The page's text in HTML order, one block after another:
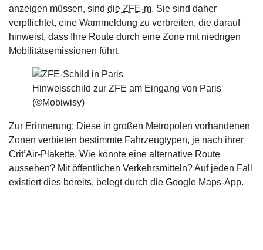
anzeigen müssen, sind die ZFE-m. Sie sind daher
verpflichtet, eine Warnmeldung zu verbreiten, die darauf
hinweist, dass Ihre Route durch eine Zone mit niedrigen
Mobilitätsemissionen führt.
Hinweisschild zur ZFE am Eingang von Paris
(©Mobiwisy)
Zur Erinnerung: Diese in großen Metropolen vorhandenen
Zonen verbieten bestimmte Fahrzeugtypen, je nach ihrer
Crit’Air-Plakette. Wie könnte eine alternative Route
aussehen? Mit öffentlichen Verkehrsmitteln? Auf jeden Fall
existiert dies bereits, belegt durch die Google Maps-App.